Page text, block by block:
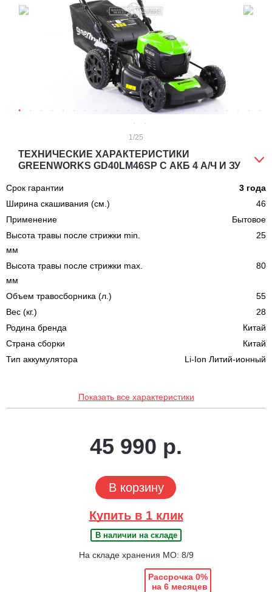
1 /25
ТЕХНИЧЕСКИЕ ХАРАКТЕРИСТИКИ
GREENWORKS GD40LM46SP С АКБ 4 А/Ч И ЗУ
Срок гарантии
3 года
Ширина скашивания (см.)
46
Применение
Бытовое
Высота травы после стрижки min.
мм
25
Высота травы после стрижки max.
мм
80
Объем травосборника (л.)
55
Вес (кг.)
28
Родина бренда
Китай
Страна сборки
Китай
Тип аккумулятора
Li-Ion Литий-ионный
Показать все характеристики
45 990 р.
В корзину
Купить в 1 клик
В наличии на складе
На складе хранения МО: 8/9
Рассрочка 0%
на 6 месяцев